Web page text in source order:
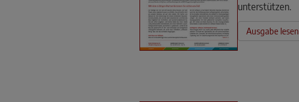
unterstützen.
Ausgabe lesen